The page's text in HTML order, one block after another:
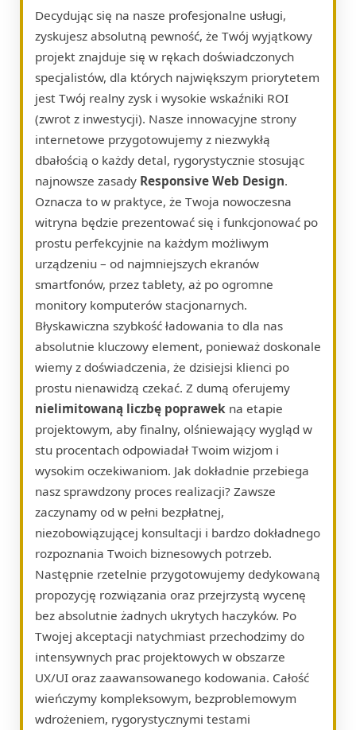
Decydując się na nasze profesjonalne usługi,
zyskujesz absolutną pewność, że Twój wyjątkowy
projekt znajduje się w rękach doświadczonych
specjalistów, dla których największym priorytetem
jest Twój realny zysk i wysokie wskaźniki ROI
(zwrot z inwestycji). Nasze innowacyjne strony
internetowe przygotowujemy z niezwykłą
dbałością o każdy detal, rygorystycznie stosując
najnowsze zasady Responsive Web Design.
Oznacza to w praktyce, że Twoja nowoczesna
witryna będzie prezentować się i funkcjonować po
prostu perfekcyjnie na każdym możliwym
urządzeniu – od najmniejszych ekranów
smartfonów, przez tablety, aż po ogromne
monitory komputerów stacjonarnych.
Błyskawiczna szybkość ładowania to dla nas
absolutnie kluczowy element, ponieważ doskonale
wiemy z doświadczenia, że dzisiejsi klienci po
prostu nienawidzą czekać. Z dumą oferujemy
nielimitowaną liczbę poprawek na etapie
projektowym, aby finalny, olśniewający wygląd w
stu procentach odpowiadał Twoim wizjom i
wysokim oczekiwaniom. Jak dokładnie przebiega
nasz sprawdzony proces realizacji? Zawsze
zaczynamy od w pełni bezpłatnej,
niezobowiązującej konsultacji i bardzo dokładnego
rozpoznania Twoich biznesowych potrzeb.
Następnie rzetelnie przygotowujemy dedykowaną
propozycję rozwiązania oraz przejrzystą wycenę
bez absolutnie żadnych ukrytych haczyków. Po
Twojej akceptacji natychmiast przechodzimy do
intensywnych prac projektowych w obszarze
UX/UI oraz zaawansowanego kodowania. Całość
wieńczymy kompleksowym, bezproblemowym
wdrożeniem, rygorystycznymi testami